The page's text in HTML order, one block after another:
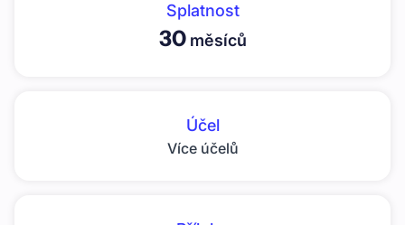
Splatnost
30měsíců
Účel
Více účelů